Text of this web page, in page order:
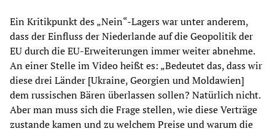
Ein Kritikpunkt des „Nein“-Lagers war unter anderem,
dass der Einfluss der Niederlande auf die Geopolitik der
EU durch die EU-Erweiterungen immer weiter abnehme.
An einer Stelle im Video heißt es: „Bedeutet das, dass wir
diese drei Länder [Ukraine, Georgien und Moldawien]
dem russischen Bären überlassen sollen? Natürlich nicht.
Aber man muss sich die Frage stellen, wie diese Verträge
zustande kamen und zu welchem Preise und warum die